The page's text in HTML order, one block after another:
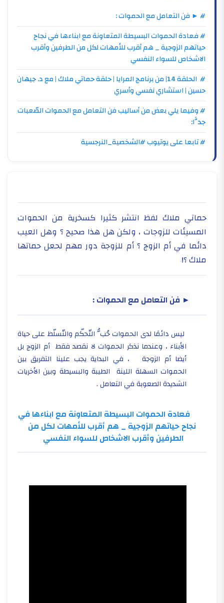
# ► فن التعامل مع الحموات :
# فعادة الحموات البسيطة المتعاونة مع ابناءها في نجاح
حياتهم الزوجية _ هم أقرب للأمهات لكل من الطرفين وأقرب
الاشخاص للسواء النفسي
# الحلقة 14| من برنامج المرايا | حلقة حماتي ملاك | مع د. جيهان
حسين | استشاري نفسي وأسري
# وفيما يلي بعض من أساليب فن التعامل مع الحموات الصّعبات
جدًّا:
# تابعا على يوتيوب #الشخصية_النرجسية
حماتي ملاك لفظ انتشر كثيرا كسخرية من الحموات
المسيئات للزوجات ، ولكن هل هذا صحيح ؟ وهل العيب
دائما في أم الزوج ؟ أم للزوجة دور مهم لحعل حماتها
ملاك ؟!
► فن التعامل مع الحموات :
ليس دائمًا لدى الحموات حُبُّ التّحكّم والتّسلّط على حياة
الأبناء ، وعندما نذكر الحموات لا نقصد فقط أم الزوج بل
أيضا أم الزوجة ، في البداية يجب علينا التفريق بين
الحموات السهلة اللينة الطيبة والبسيطة وبين الأخريات
الشديدة الصعوبة في التعامل .
فعادة الحموات البسيطة المتعاونة مع ابناءها في
نجاح حياتهم الزوجية _ هم أقرب للأمهات لكل من
الطرفين وأقرب الاشخاص للسواء النفسي